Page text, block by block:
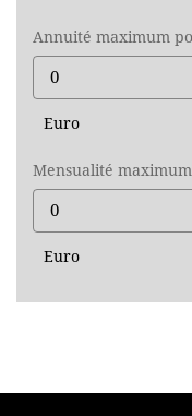
Annuité maximum
Euro
Mensualité
Euro